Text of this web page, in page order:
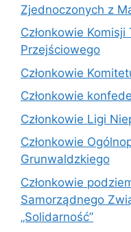
Zjednoczonych z
Członkowie
Przejściowego
Członkowie
Członkowie
Członkowie Ligi
Członkowie
Grunwaldzkiego
Członkowie
Samorządnego
„Solidarność”